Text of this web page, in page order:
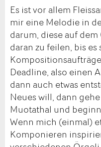
Es ist vor allem
mir eine Melodie in
darum, diese auf
daran zu feilen, bis
Deadline, also einen
dann auch etwas
Neues will, dann
Muotathal und
Wenn mich (einmal)
Komponieren